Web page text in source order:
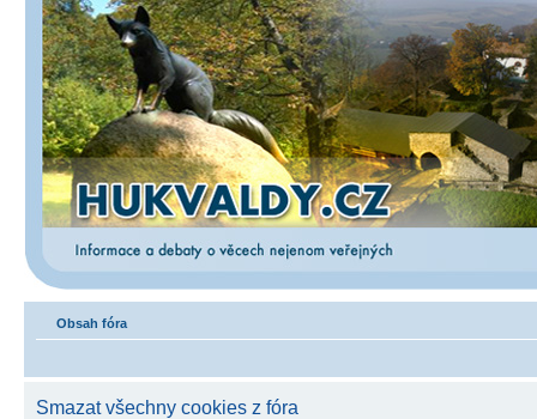
Obsah fóra
Smazat všechny cookies z fóra